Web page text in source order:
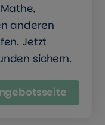
anderen
Jetzt
sichern.